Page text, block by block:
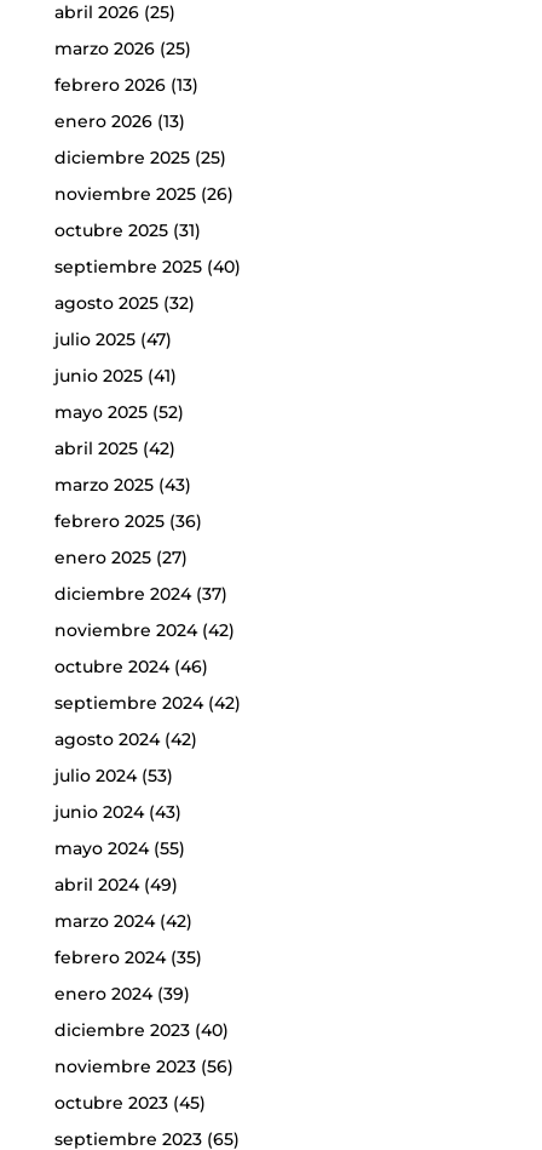
abril 2026(25)
marzo 2026(25)
febrero 2026(13)
enero 2026(13)
diciembre 2025(25)
noviembre 2025(26)
octubre 2025(31)
septiembre 2025(40)
agosto 2025(32)
julio 2025(47)
junio 2025(41)
mayo 2025(52)
abril 2025(42)
marzo 2025(43)
febrero 2025(36)
enero 2025(27)
diciembre 2024(37)
noviembre 2024(42)
octubre 2024(46)
septiembre 2024(42)
agosto 2024(42)
julio 2024(53)
junio 2024(43)
mayo 2024(55)
abril 2024(49)
marzo 2024(42)
febrero 2024(35)
enero 2024(39)
diciembre 2023(40)
noviembre 2023(56)
octubre 2023(45)
septiembre 2023(65)